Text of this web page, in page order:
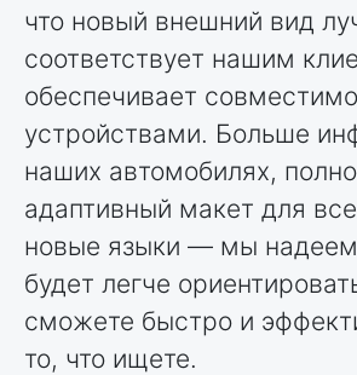
что новый внешний вид
соответствует нашим
обеспечивает
устройствами. Больше
наших автомобилях,
адаптивный макет для
новые языки — мы
будет легче
сможете быстро и
то, что ищете.